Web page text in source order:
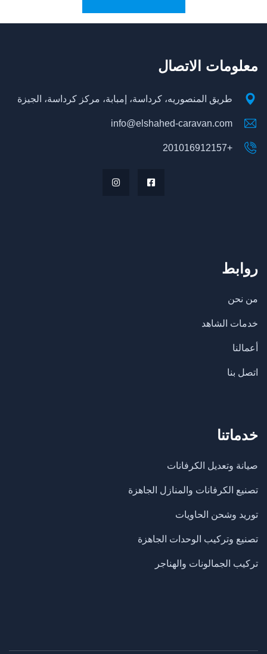
معلومات الاتصال
طريق المنصوريه، كرداسة، إمبابة، مركز كرداسة، الجيزة
info@elshahed-caravan.com
+201016912157
روابط
من نحن
خدمات الشاهد
أعمالنا
اتصل بنا
خدماتنا
صيانة وتعديل الكرفانات
تصنيع الكرفانات والمنازل الجاهزة
​توريد وشحن الحاويات
تصنيع وتركيب الوحدات الجاهزة
تركيب الجمالونات والهناجر